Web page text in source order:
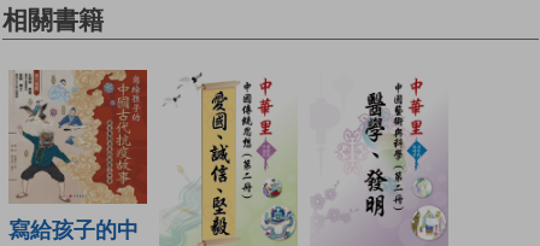
相關書籍
寫給孩子的中